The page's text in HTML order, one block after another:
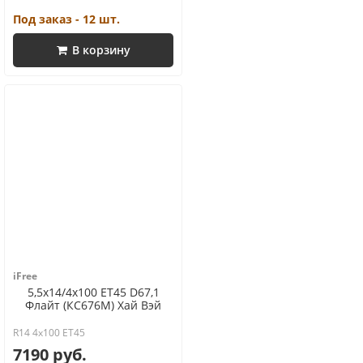
Под заказ - 12 шт.
В корзину
iFree
5,5x14/4x100 ET45 D67,1
Флайт (КС676М) Хай Вэй
R14 4x100 ET45
7190 руб.